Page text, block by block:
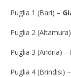
Puglia 1 (Bari) –
Puglia 2
Puglia 3 (Andria) –
Puglia 4 (Brindisi) –